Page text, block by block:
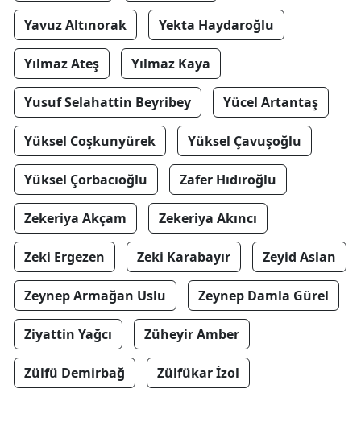
Yavuz Altınorak Yekta Haydaroğlu
Yılmaz Ateş Yılmaz Kaya
Yusuf Selahattin Beyribey Yücel Artantaş
Yüksel Coşkunyürek Yüksel Çavuşoğlu
Yüksel Çorbacıoğlu Zafer Hıdıroğlu
Zekeriya Akçam Zekeriya Akıncı
Zeki Ergezen Zeki Karabayır Zeyid Aslan
Zeynep Armağan Uslu Zeynep Damla Gürel
Ziyattin Yağcı Züheyir Amber
Zülfü Demirbağ Zülfükar İzol